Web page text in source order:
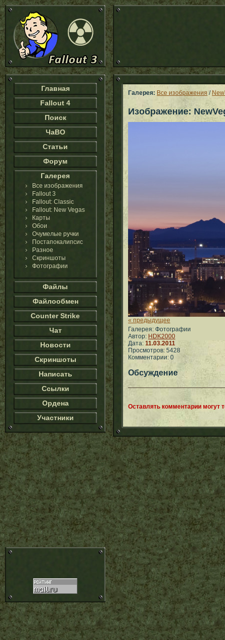
Главная
Fallout 4
Поиск
ЧаВО
Статьи
Форум
Галерея
Все изображения
Fallout 3
Fallout: Classic
Fallout: New Vegas
Карты
Обои
Очумелые ручки
Постапокалипсис
Разное
Скриншоты
Фотографии
Файлы
Файлообмен
Counter Strike
Чат
Новости
Скриншоты
Написать
Ссылки
Ордена
Участники
Галерея: Все изображения /
Изображение:
« предыдущее
Галерея: Фотографии
Автор: HDK2000
Дата: 11.03.2011
Просмотров: 5428
Комментарии: 0
Обсуждение
Оставлять комментарии могут